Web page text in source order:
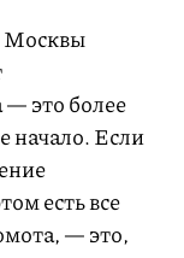
Москвы
это более
начало. Если
есть все
— это,